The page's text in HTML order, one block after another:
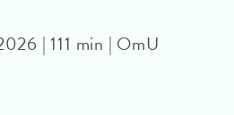
| 111 min | OmU